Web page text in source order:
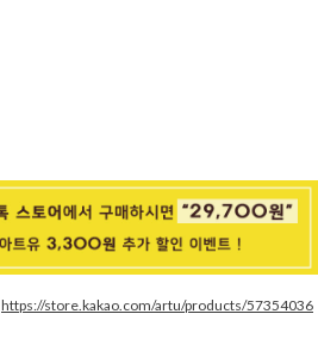
https://store.kakao.com/artu/products/57354036